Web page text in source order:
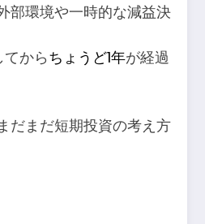
部環境や一時的な減益決
からちょうど1年が経過
だまだ短期投資の考え方